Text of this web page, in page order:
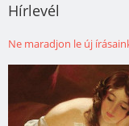
Hírlevél
Ne maradjon le új